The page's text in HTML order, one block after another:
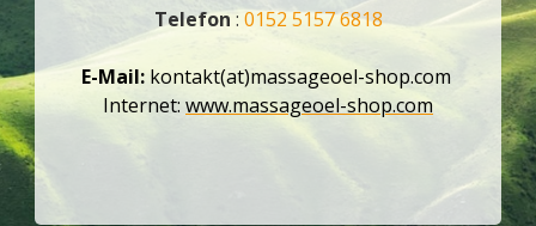
Telefon: 0152 5157 6818
E-Mail: kontakt(at)massageoel-shop.com
Internet: www.massageoel-shop.com